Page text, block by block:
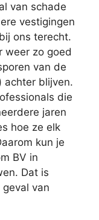
van schade
vestigingen
ons terecht.
weer zo goed
van de
achter blijven.
die
jaren
hoe ze elk
kun je
BV in
Dat is
van